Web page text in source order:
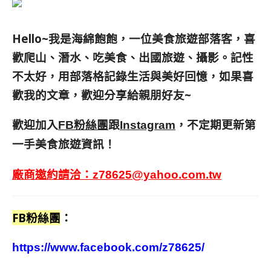
Hello~我是海綿飽飽，一位美食旅遊部落客， 喜
歡爬山、潛水、吃美食、出國旅遊、攝影。 記性
不太好，用部落格記錄生活與美好回憶， 如果喜
歡我的文章，歡迎分享給親朋好友~
歡迎加入FB粉絲團跟Instagram ，不定期更新第
一手美食旅遊資訊！
廠商邀約請洽： z78625@yahoo.com.tw
FB粉絲團 ：
https://www.facebook.com/z78625/